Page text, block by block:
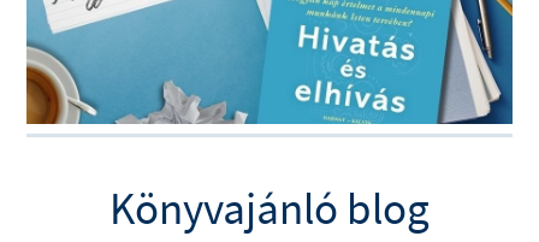
Könyvajánló blog